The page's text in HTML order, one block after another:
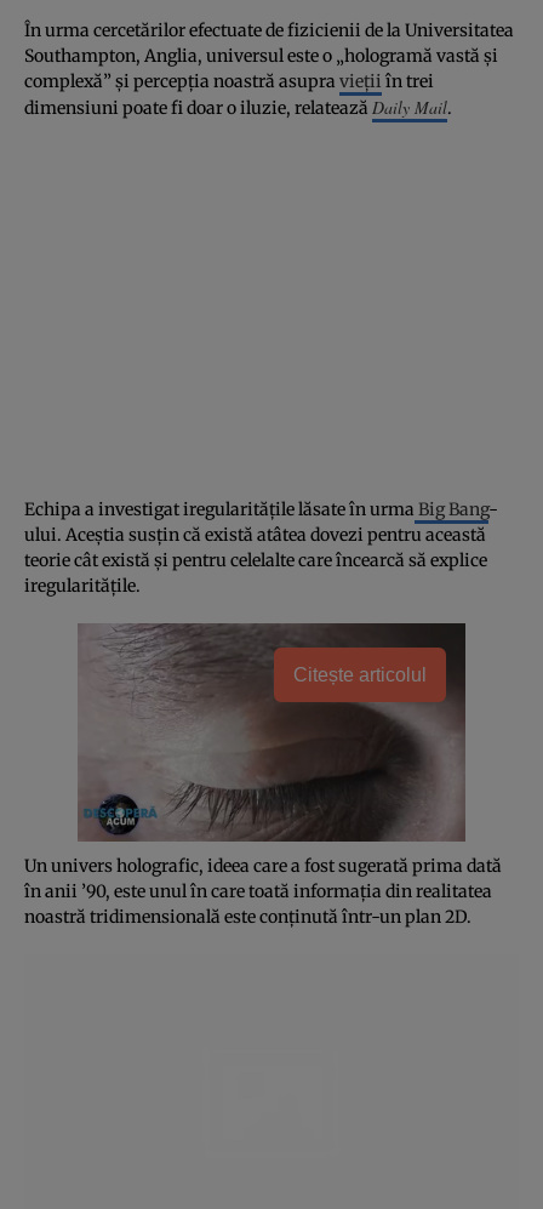
În urma cercetărilor efectuate de fizicienii de la Universitatea
Southampton, Anglia, universul este o „hologramă vastă şi
complexă” şi percepţia noastră asupra vieţii în trei
dimensiuni poate fi doar o iluzie, relatează Daily Mail.
Echipa a investigat iregularităţile lăsate în urma Big Bang-
ului. Aceştia susţin că există atâtea dovezi pentru această
teorie cât există şi pentru celelalte care încearcă să explice
iregularităţile.
Citește articolul
Un univers holografic, ideea care a fost sugerată prima dată
în anii ’90, este unul în care toată informaţia din realitatea
noastră tridimensională este conţinută într-un plan 2D.